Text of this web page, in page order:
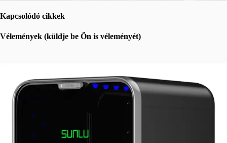
Kapcsolódó cikkek
Vélemények (küldje be Ön is véleményét)